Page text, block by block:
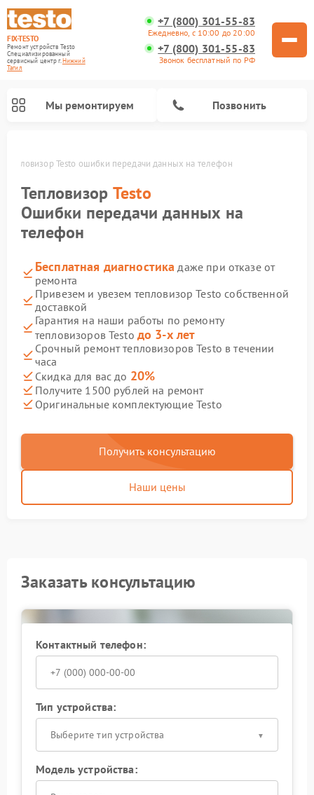
FIX-TESTO
Ремонт устройств Testo
Специализированный
cервисный центр г.Нижний
Тагил
+7 (800) 301-55-83
Ежедневно, с 10:00 до 20:00
+7 (800) 301-55-83
Звонок бесплатный по РФ
Мы ремонтируем Позвонить
Тепловизор Testo ошибки передачи данных на телефон
Тепловизор Testo
Ошибки передачи данных на
телефон
Бесплатная диагностика даже при отказе от
ремонта
Привезем и увезем тепловизор Testo собственной
доставкой
Гарантия на наши работы по ремонту
тепловизоров Testo до 3-х лет
Срочный ремонт тепловизоров Testo в течении
часа
Скидка для вас до 20%
Получите 1500 рублей на ремонт
Оригинальные комплектующие Testo
Получить консультацию
Наши цены
Заказать консультацию
Контактный телефон:
Тип устройства:
Выберите тип устройства
Модель устройства: